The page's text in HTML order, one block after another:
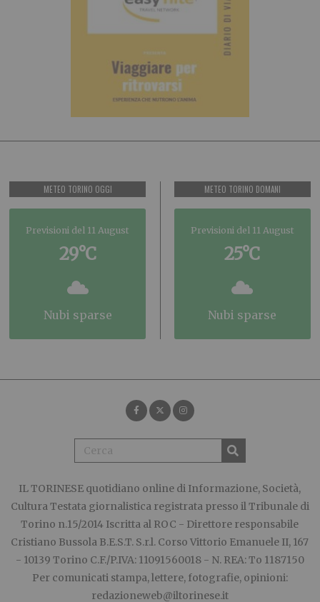
METEO TORINO OGGI
Previsioni del 11 August
29°C
nubi sparse
METEO TORINO DOMANI
Previsioni del 11 August
25°C
nubi sparse
IL TORINESE quotidiano online di Informazione, Società,
Cultura Testata giornalistica registrata presso il Tribunale di
Torino n.15/2014 Iscritta al ROC - Direttore responsabile
Cristiano Bussola B.E.S.T. S.r.l. Corso Vittorio Emanuele II, 167
- 10139 Torino C.F./P.IVA: 11091560018 - N. REA: To 1187150
Per comunicati stampa, lettere, fotografie, opinioni:
redazioneweb@iltorinese.it